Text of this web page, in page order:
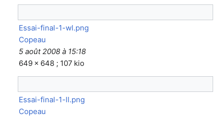
Essai-final-1-wl.png
Copeau
5 août 2008 à 15:18
649 × 648 ; 107 kio
Essai-final-1-ll.png
Copeau